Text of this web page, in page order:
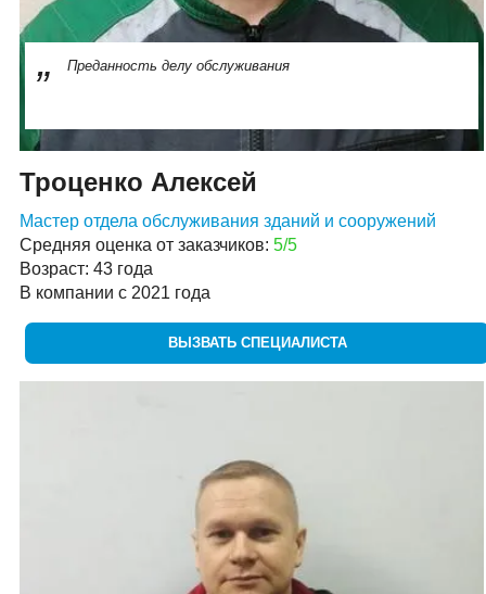
Преданность делу обслуживания
Троценко Алексей
Мастер отдела обслуживания зданий и сооружений
Средняя оценка от заказчиков: 5/5
Возраст: 43 года
В компании с 2021 года
ВЫЗВАТЬ СПЕЦИАЛИСТА